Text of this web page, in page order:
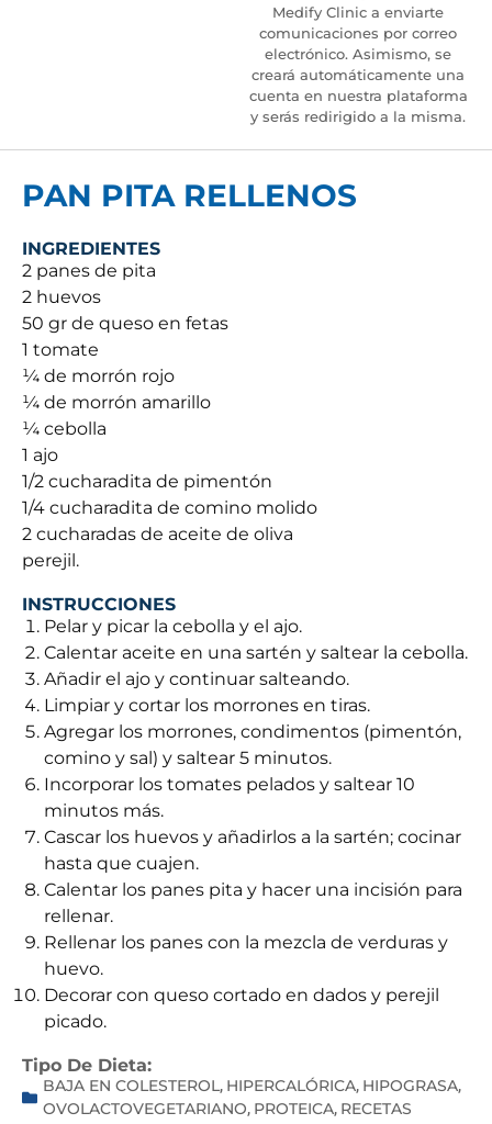
Medify Clinic a enviarte
comunicaciones por correo
electrónico. Asimismo, se
creará automáticamente una
cuenta en nuestra plataforma
y serás redirigido a la misma.
PAN PITA RELLENOS
INGREDIENTES
2 panes de pita
2 huevos
50 gr de queso en fetas
1 tomate
¼ de morrón rojo
¼ de morrón amarillo
¼ cebolla
1 ajo
1/2 cucharadita de pimentón
1/4 cucharadita de comino molido
2 cucharadas de aceite de oliva
perejil.
INSTRUCCIONES
Pelar y picar la cebolla y el ajo.
Calentar aceite en una sartén y saltear la cebolla.
Añadir el ajo y continuar salteando.
Limpiar y cortar los morrones en tiras.
Agregar los morrones, condimentos (pimentón,
comino y sal) y saltear 5 minutos.
Incorporar los tomates pelados y saltear 10
minutos más.
Cascar los huevos y añadirlos a la sartén; cocinar
hasta que cuajen.
Calentar los panes pita y hacer una incisión para
rellenar.
Rellenar los panes con la mezcla de verduras y
huevo.
Decorar con queso cortado en dados y perejil
picado.
Tipo De Dieta:
BAJA EN COLESTEROL, HIPERCALÓRICA, HIPOGRASA,
OVOLACTOVEGETARIANO, PROTEICA, RECETAS